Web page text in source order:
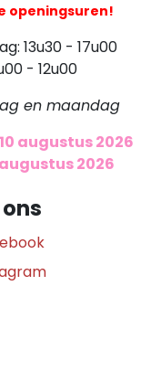
openingsuren!
13u30 - 17u00
- 12u00
en maandag
10 augustus 2026
augustus 2026